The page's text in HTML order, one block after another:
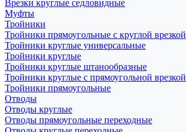
Врезки круглые седловидные
Муфты
Тройники
Тройники прямоугольные с круглой врезкой
Тройники круглые универсальные
Тройники круглые
Тройники круглые штанообразные
Тройники круглые с прямоугольной врезкой
Тройники прямоугольные
Отводы
Отводы круглые
Отводы прямоугольные переходные